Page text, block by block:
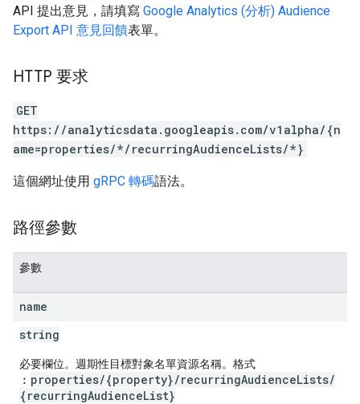
API 提出意見，請填寫 Google Analytics (分析) Audience
Export API 意見回饋表單。
HTTP 要求
GET
https://analyticsdata.googleapis.com/v1alpha/{n
ame=properties/*/recurringAudienceLists/*}
這個網址使用 gRPC 轉碼語法。
路徑參數
參數
name
string
必要欄位。週期性目標對象名單資源名稱。格式
︰ properties/{property}/recurringAudienceLists/
{recurringAudienceList}